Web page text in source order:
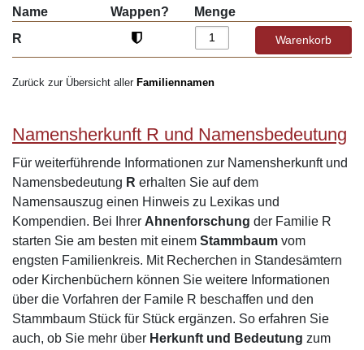
Name Wappen?
Menge
R
Zurück zur Übersicht aller Familiennamen
Namensherkunft R und Namensbedeutung
Für weiterführende Informationen zur Namensherkunft und
Namensbedeutung R erhalten Sie auf dem
Namensauszug einen Hinweis zu Lexikas und
Kompendien. Bei Ihrer Ahnenforschung der Familie R
starten Sie am besten mit einem Stammbaum vom
engsten Familienkreis. Mit Recherchen in Standesämtern
oder Kirchenbüchern können Sie weitere Informationen
über die Vorfahren der Famile R beschaffen und den
Stammbaum Stück für Stück ergänzen. So erfahren Sie
auch, ob Sie mehr über Herkunft und Bedeutung zum